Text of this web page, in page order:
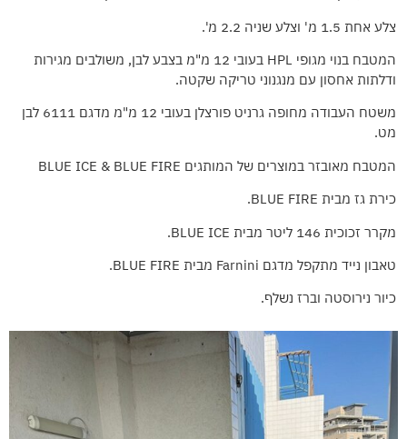
צלע אחת 1.5 מ' וצלע שניה 2.2 מ'.
המטבח בנוי מגופי HPL בעובי 12 מ"מ בצבע לבן, משולבים מגירות
ודלתות אחסון עם מנגנוני טריקה שקטה.
משטח העבודה מחופה גרניט פורצלן בעובי 12 מ"מ מדגם 6111 לבן
מט.
המטבח מאובזר במוצרים של המותגים BLUE ICE & BLUE FIRE
כירת גז מבית BLUE FIRE.
מקרר זכוכית 146 ליטר מבית BLUE ICE.
טאבון נייד מתקפל מדגם Farnini מבית BLUE FIRE.
כיור נירוסטה וברז נשלף.